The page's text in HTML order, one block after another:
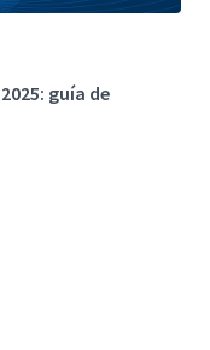
guía de